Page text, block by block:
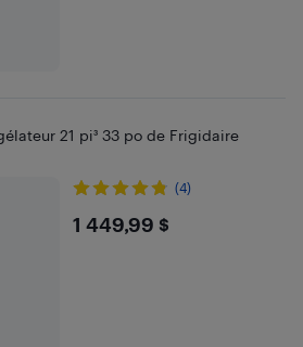
21 pi³ 33 po de Frigidaire
(4)
$1449.99
1 449,99 $